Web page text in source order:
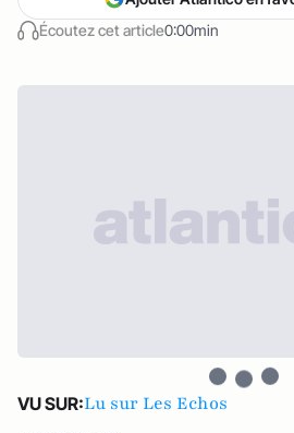
Écoutez cet article0:00min
VU SUR:Lu sur Les Echos